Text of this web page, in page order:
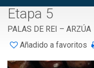
Etapa 5
PALAS DE REI – ARZÚA
Añadido a favoritos